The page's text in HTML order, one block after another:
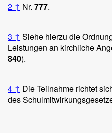
2 ↑ Nr. 777.
3 ↑ Siehe hierzu die
Leistungen an kirchliche
840).
4 ↑ Die Teilnahme richtet
des